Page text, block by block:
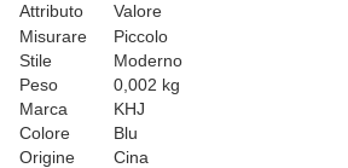
Attributo
Valore
Misurare
Piccolo
Stile
Moderno
Peso
0,002 kg
Marca
KHJ
Colore
Blu
Origine
Cina